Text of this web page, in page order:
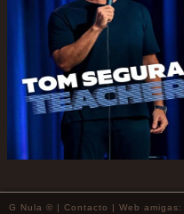
G Nula © | Contacto | Web amigas: